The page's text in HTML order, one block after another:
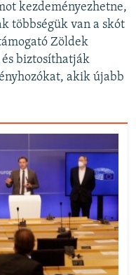
kezdeményezhetne,
többségük van a skót
Zöldek
biztosíthatják
akik újabb